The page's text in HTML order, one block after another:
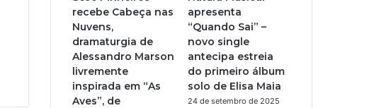
a
g
r
a
recebe Cabeça nas
Nuvens,
dramaturgia de
Alessandro Marson
livremente
inspirada em “As
Aves”, de
apresenta
“Quando Sai” –
novo single
antecipa estreia
do primeiro álbum
solo de Elisa Maia
24 de setembro de 2025